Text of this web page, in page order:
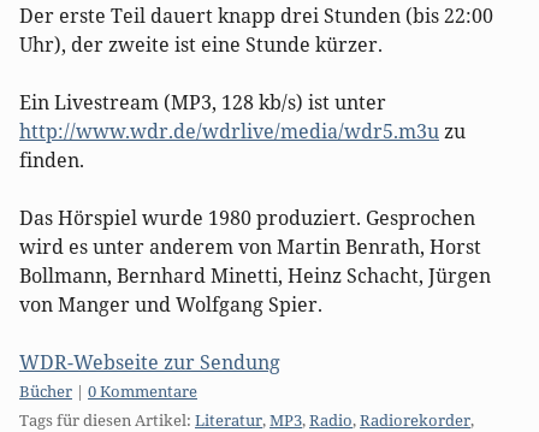
Der erste Teil dauert knapp drei Stunden (bis 22:00
Uhr), der zweite ist eine Stunde kürzer.
Ein Livestream (MP3, 128 kb/s) ist unter
http://www.wdr.de/wdrlive/media/wdr5.m3uzu
finden.
Das Hörspiel wurde 1980 produziert. Gesprochen
wird es unter anderem von Martin Benrath, Horst
Bollmann, Bernhard Minetti, Heinz Schacht, Jürgen
von Manger und Wolfgang Spier.
WDR-Webseite zur Sendung
Kategorien:
Bücher | 0 Kommentare
Tags für diesen Artikel: Literatur,MP3,Radio,Radiorekorder,